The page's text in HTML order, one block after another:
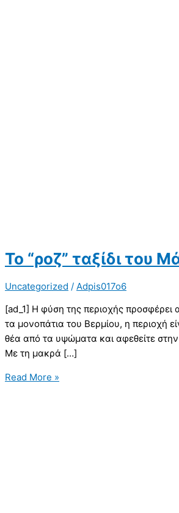
To “ροζ” ταξίδι του
Uncategorized / Adpis017o6
[ad_1] Η φύση της περιοχής προσφέρει
τα μονοπάτια του Βερμίου, η περιοχή
θέα από τα υψώματα και αφεθείτε στην
Με τη μακρά […]
Read More »